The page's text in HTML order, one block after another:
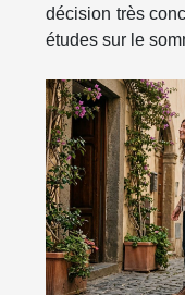
décision très
études sur le